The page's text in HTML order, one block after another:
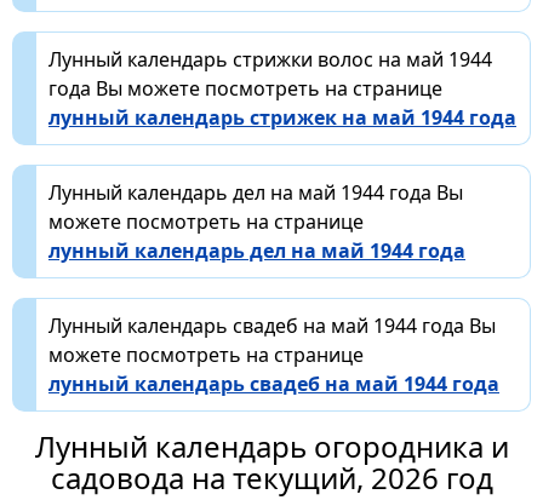
Лунный календарь стрижки волос на май 1944
года Вы можете посмотреть на странице
лунный календарь стрижек на май 1944 года
Лунный календарь дел на май 1944 года Вы
можете посмотреть на странице
лунный календарь дел на май 1944 года
Лунный календарь свадеб на май 1944 года Вы
можете посмотреть на странице
лунный календарь свадеб на май 1944 года
Лунный календарь огородника и
садовода на текущий, 2026 год